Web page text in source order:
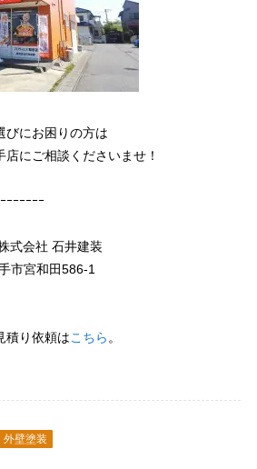
びにお困りの方は
にご相談くださいませ！
ｰｰｰｰｰｰ
式会社 石井建装
市宮和田586-1
積り依頼はこちら 。
外壁塗装